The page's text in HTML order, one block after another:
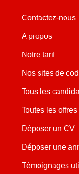
Contactez-nous
A propos
Notre tarif
Nos sites de
Tous les
Toutes les
Déposer un CV
Déposer une
Témoignages